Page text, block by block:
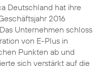
Deutschland hat ihre
2016
Unternehmen schloss
von E-Plus in
Punkten ab und
sich verstärkt auf die